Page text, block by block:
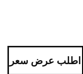
اطلب عرض سعر